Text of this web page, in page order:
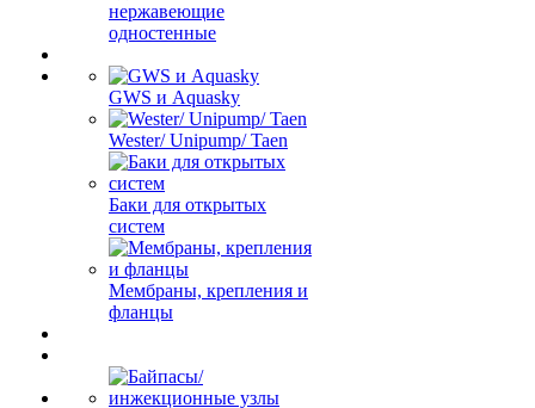
нержавеющие
одностенные
GWS и Aquasky
Wester/ Unipump/ Taen
Баки для открытых
систем
Мембраны, крепления и
фланцы